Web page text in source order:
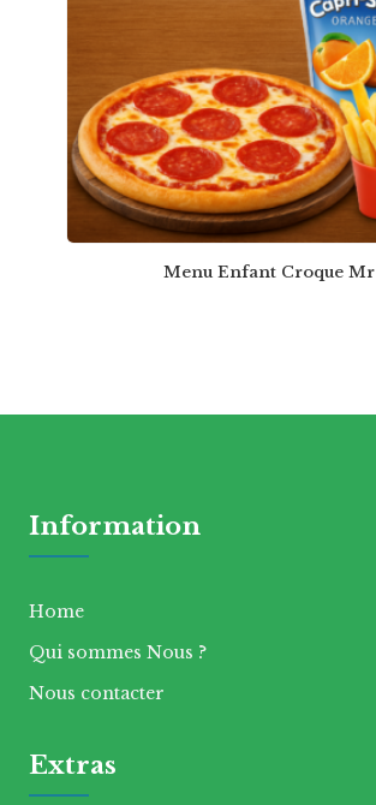
Menu Enfant Croque Mr
Information
Home
Qui sommes Nous ?
Nous contacter
Extras